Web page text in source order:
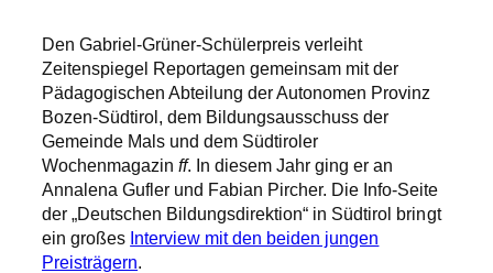
Den Gabriel-Grüner-Schülerpreis verleiht
Zeitenspiegel Reportagen gemeinsam mit der
Pädagogischen Abteilung der Autonomen Provinz
Bozen-Südtirol, dem Bildungsausschuss der
Gemeinde Mals und dem Südtiroler
Wochenmagazinff. In diesem Jahr ging er an
Annalena Gufler und Fabian Pircher. Die Info-Seite
der „Deutschen Bildungsdirektion“ in Südtirol bringt
ein großes Interview mit den beiden jungen
Preisträgern.